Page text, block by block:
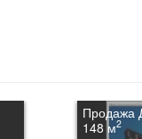
Продажа
148 м2